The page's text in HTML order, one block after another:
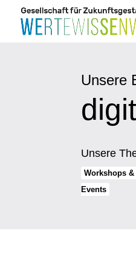
Unsere
Unsere
Workshops
Events